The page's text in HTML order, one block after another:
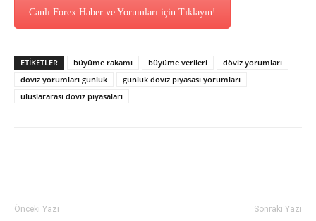
Canlı Forex Haber ve Yorumları için Tıklayın!
ETİKETLER büyüme rakamı büyüme verileri
döviz yorumları
döviz yorumları günlük
günlük döviz piyasası yorumları
uluslararası döviz piyasaları
Önceki Yazı Sonraki Yazı